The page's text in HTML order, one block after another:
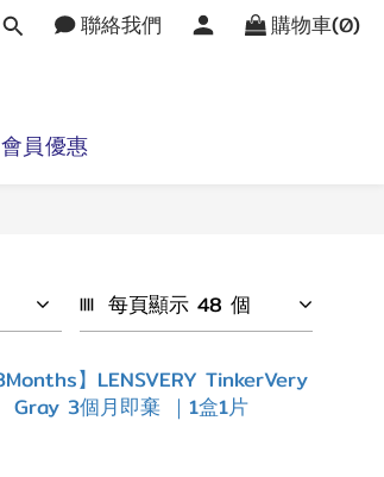
聯絡我們 購物車(0)
會員優惠
每頁顯示 48 個